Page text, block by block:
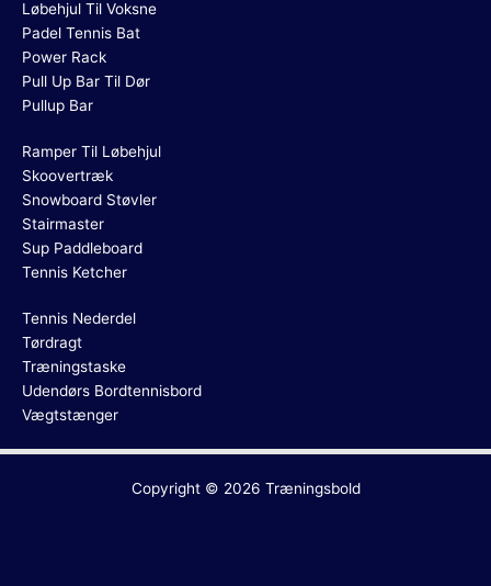
Løbehjul Til Voksne
Padel Tennis Bat
Power Rack
Pull Up Bar Til Dør
Pullup Bar
Ramper Til Løbehjul
Skoovertræk
Snowboard Støvler
Stairmaster
Sup Paddleboard
Tennis Ketcher
Tennis Nederdel
Tørdragt
Træningstaske
Udendørs Bordtennisbord
Vægtstænger
Copyright © 2026 Træningsbold